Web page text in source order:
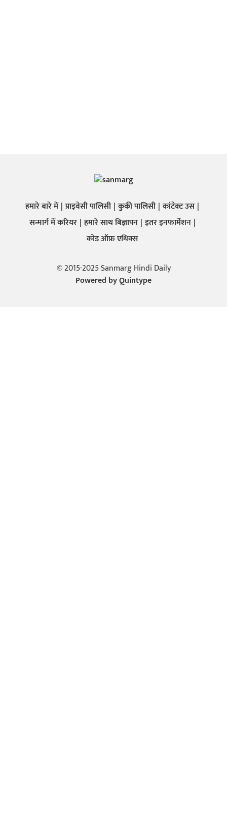
हमारे बारे में प्राइवेसी पालिसी कुकी पालिसी कांटेक्ट उस
सन्मार्ग में करियर हमारे साथ बिज्ञापन इतर इनफार्मेशन
कोड ऑफ़ एथिक्स
© 2015-2025 Sanmarg Hindi Daily
Powered byQuintype